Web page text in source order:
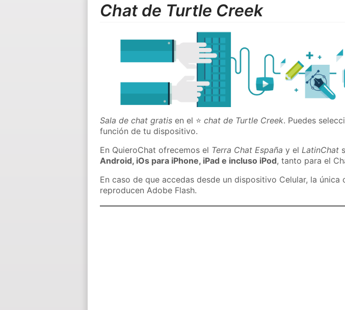
Chat de Turtle Creek
Sala de chat gratis en el ⭐chat de Turtle Creek. Puedes
función de tu dispositivo.
En QuieroChat ofrecemos el Terra Chat España y elLatinChat
Android, iOs para iPhone, iPad e incluso iPod, tanto para el
En caso de que accedas desde un dispositivo Celular, la
reproducen Adobe Flash.